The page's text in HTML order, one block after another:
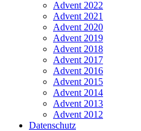
Advent 2022
Advent 2021
Advent 2020
Advent 2019
Advent 2018
Advent 2017
Advent 2016
Advent 2015
Advent 2014
Advent 2013
Advent 2012
Datenschutz